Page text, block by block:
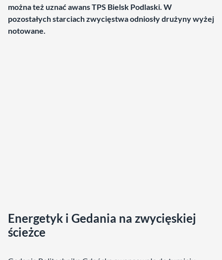
można też uznać awans TPS Bielsk Podlaski. W
pozostałych starciach zwycięstwa odniosły drużyny wyżej
notowane.
Energetyk i Gedania na zwycięskiej
ścieżce